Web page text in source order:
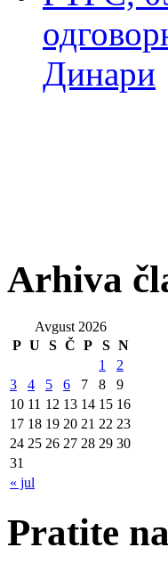
Динари
Arhiva
Avgust 2026
P U S Č P S N
« jul
1
2
3
4 5 6 7 8
9
10 11 12 13 14 15 16
17 18 19 20 21 22 23
24 25 26 27 28 29 30
31
Pratite